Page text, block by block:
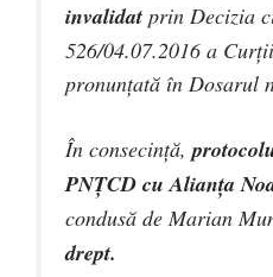
invalidat prin Decizia
526/04.07.2016 a
pronunţată în Dosarul
În consecinţă,
PNŢCD cu Alianţa
condusă de Marian
drept.